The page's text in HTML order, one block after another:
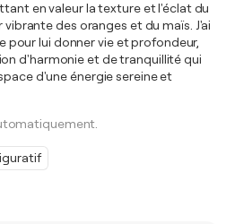
en valeur la texture et l'éclat du
des oranges et du maïs. J'ai
pour lui donner vie et profondeur,
d'harmonie et de tranquillité qui
d'une énergie sereine et